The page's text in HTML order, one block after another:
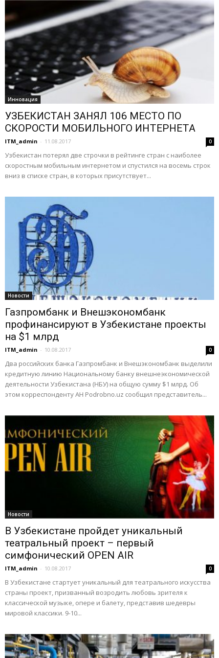
Инновация
УЗБЕКИСТАН ЗАНЯЛ 106 МЕСТО ПО
СКОРОСТИ МОБИЛЬНОГО ИНТЕРНЕТА
ITM_admin - 11.08.2017 0
Узбекистан потерял две строчки в рейтинге стран с наиболее
скоростным мобильным интернетом и спустился на восемь строк
вниз в списке стран, в которых присутствует...
Новости
Газпромбанк и Внешэкономбанк
профинансируют в Узбекистане проекты
на $1 млрд
ITM_admin - 10.08.2017 0
Два российских банка Газпромбанк и Внешэкономбанк выделили
кредитную линию Национальному банку внешнеэкономической
деятельности Узбекистана (НБУ) на общую сумму $1 млрд. Об
этом корреспонденту АН Podrobno.uz сообщил представитель...
Новости
В Узбекистане пройдет уникальный
театральный проект – первый
симфонический OPEN AIR
ITM_admin - 10.08.2017 0
В Узбекистане стартует уникальный для театрального искусства
страны проект, призванный возродить любовь зрителя к
классической музыке, опере и балету, представив шедевры
мировой классики. 9-10...